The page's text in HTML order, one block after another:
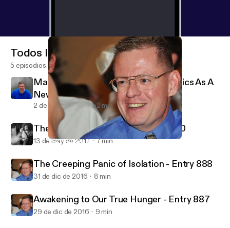
The Creeping Panic of Isolation - Entry 888
Todos los episodios
5 episodios
Makala Doulos Testimony: Apologetics As A
New Creation
2 de oct de 2018 52 min
The Incorrigible Old Man - Entry 890
13 de may de 2017 7 min
The Creeping Panic of Isolation - Entry 888
31 de dic de 2016 8 min
Awakening to Our True Hunger - Entry 887
29 de dic de 2016 9 min